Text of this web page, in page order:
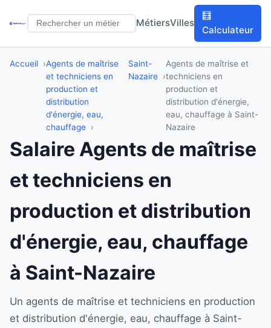
MétiersVilles
🧮
Calculateur
Accueil
Agents de maîtrise
et techniciens en
production et
distribution
d'énergie, eau,
chauffage
Saint-
Nazaire
Agents de maîtrise et
techniciens en
production et
distribution d'énergie,
eau, chauffage à Saint-
Nazaire
Salaire Agents de maîtrise
et techniciens en
production et distribution
d'énergie, eau, chauffage
à Saint-Nazaire
Un agents de maîtrise et techniciens en production
et distribution d'énergie, eau, chauffage à Saint-